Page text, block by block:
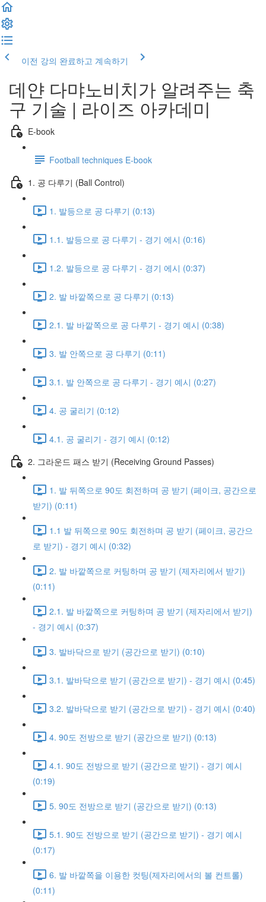
이전 강의 완료하고 계속하기
데얀 다먀노비치가 알려주는 축
구 기술 | 라이즈 아카데미
E-book
Football techniques E-book
1. 공 다루기 (Ball Control)
1. 발등으로 공 다루기 (0:13)
1.1. 발등으로 공 다루기 - 경기 에시 (0:16)
1.2. 발등으로 공 다루기 - 경기 에시 (0:37)
2. 발 바깥쪽으로 공 다루기 (0:13)
2.1. 발 바깥쪽으로 공 다루기 - 경기 예시 (0:38)
3. 발 안쪽으로 공 다루기 (0:11)
3.1. 발 안쪽으로 공 다루기 - 경기 예시 (0:27)
4. 공 굴리기 (0:12)
4.1. 공 굴리기 - 경기 예시 (0:12)
2. 그라운드 패스 받기 (Receiving Ground Passes)
1. 발 뒤쪽으로 90도 회전하며 공 받기 (페이크, 공간으로
받기) (0:11)
1.1 발 뒤쪽으로 90도 회전하며 공 받기 (페이크, 공간으
로 받기) - 경기 예시 (0:32)
2. 발 바깥쪽으로 커팅하며 공 받기 (제자리에서 받기)
(0:11)
2.1. 발 바깥쪽으로 커팅하며 공 받기 (제자리에서 받기)
- 경기 예시 (0:37)
3. 발바닥으로 받기 (공간으로 받기) (0:10)
3.1. 발바닥으로 받기 (공간으로 받기) - 경기 예시 (0:45)
3.2. 발바닥으로 받기 (공간으로 받기) - 경기 예시 (0:40)
4. 90도 전방으로 받기 (공간으로 받기) (0:13)
4.1. 90도 전방으로 받기 (공간으로 받기) - 경기 예시
(0:19)
5. 90도 전방으로 받기 (공간으로 받기) (0:13)
5.1. 90도 전방으로 받기 (공간으로 받기) - 경기 예시
(0:17)
6. 발 바깥쪽을 이용한 컷팅(제자리에서의 볼 컨트롤)
(0:11)